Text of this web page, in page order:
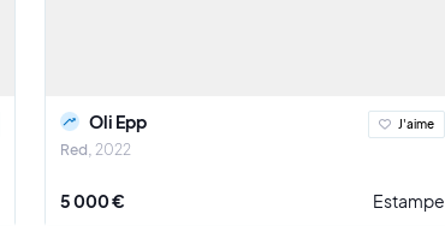
Oli Epp
Red 2022
J'aime
5 000 € Estampe